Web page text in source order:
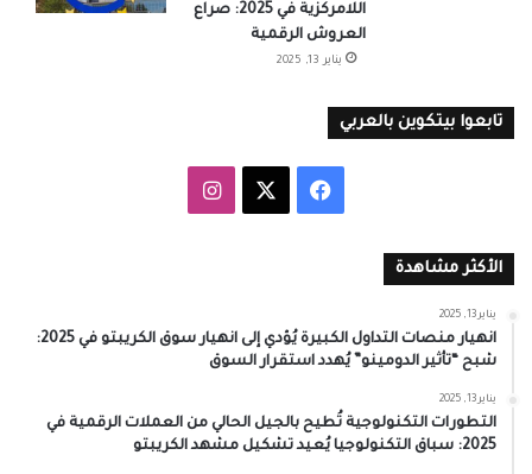
اللامركزية في 2025: صراع
العروش الرقمية
يناير 13, 2025
تابعوا بيتكوين بالعربي
فيسبوك انستقرام
الأكثر مشاهدة
يناير 13, 2025
انهيار منصات التداول الكبيرة يُؤدي إلى انهيار سوق الكريبتو في 2025:
شبح “تأثير الدومينو” يُهدد استقرار السوق
يناير 13, 2025
التطورات التكنولوجية تُطيح بالجيل الحالي من العملات الرقمية في
2025: سباق التكنولوجيا يُعيد تشكيل مشهد الكريبتو